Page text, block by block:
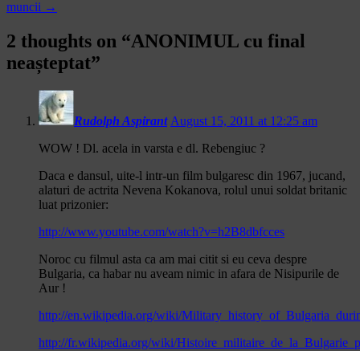
muncii →
2 thoughts on “ANONIMUL cu final
neașteptat”
Rudolph Aspirant August 15, 2011 at 12:25 am
WOW ! Dl. acela in varsta e dl. Rebengiuc ?
Daca e dansul, uite-l intr-un film bulgaresc din 1967, jucand,
alaturi de actrita Nevena Kokanova, rolul unui soldat britanic
luat prizonier:
http://www.youtube.com/watch?v=h2B8dbfcces
Noroc cu filmul asta ca am mai citit si eu ceva despre
Bulgaria, ca habar nu aveam nimic in afara de Nisipurile de
Aur !
http://en.wikipedia.org/wiki/
http://fr.wikipedia.org/wiki/